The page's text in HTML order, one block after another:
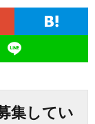
集してい